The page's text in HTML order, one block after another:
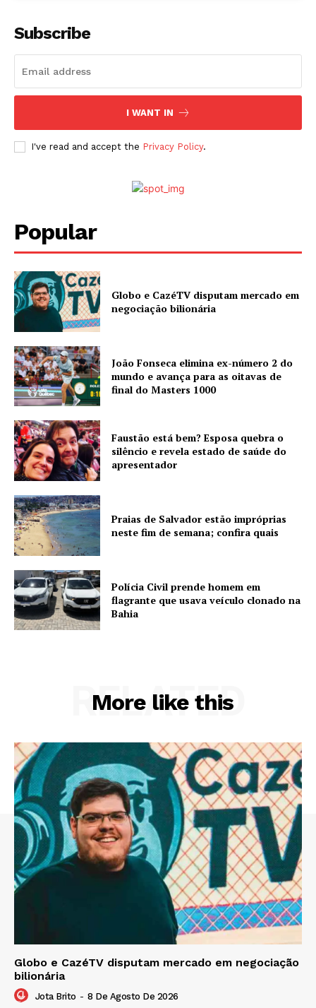
Subscribe
I WANT IN
I've read and accept the Privacy Policy.
Popular
Globo e CazéTV disputam mercado em
negociação bilionária
João Fonseca elimina ex-número 2 do
mundo e avança para as oitavas de
final do Masters 1000
Faustão está bem? Esposa quebra o
silêncio e revela estado de saúde do
apresentador
Praias de Salvador estão impróprias
neste fim de semana; confira quais
Polícia Civil prende homem em
flagrante que usava veículo clonado na
Bahia
More like this
RELATED
Globo e CazéTV disputam mercado em negociação
bilionária
Jota Brito - 8 De Agosto De 2026